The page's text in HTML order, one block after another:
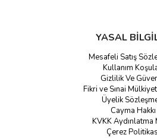
YASAL
Mesafeli Satış
Kullanım
Gizlilik Ve
Fikri ve Sınai
Üyelik
Cayma Hakkı
KVKK Aydınlatma
Çerez